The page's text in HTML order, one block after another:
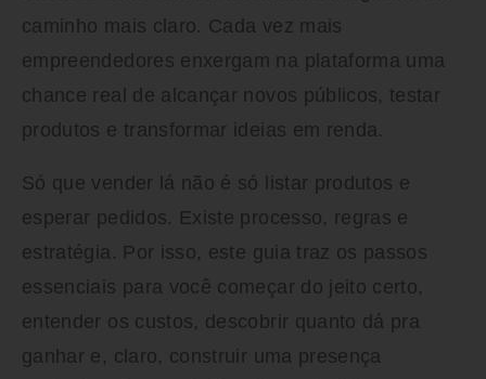
caminho mais claro. Cada vez mais
empreendedores enxergam na plataforma uma
chance real de alcançar novos públicos, testar
produtos e transformar ideias em renda.
Só que vender lá não é só listar produtos e
esperar pedidos. Existe processo, regras e
estratégia. Por isso, este guia traz os passos
essenciais para você começar do jeito certo,
entender os custos, descobrir quanto dá pra
ganhar e, claro, construir uma presença